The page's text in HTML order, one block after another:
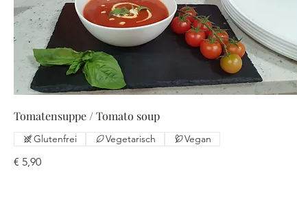
Tomatensuppe / Tomato soup
€ 5,90
Glutenfrei Vegetarisch Vegan